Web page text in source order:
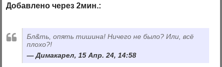
Добавлено через 2мин.:
Бл&ть, опять тишина! Ничего не было? Или, всё
плохо?!
Димакарел, 15 Апр. 24, 14:58